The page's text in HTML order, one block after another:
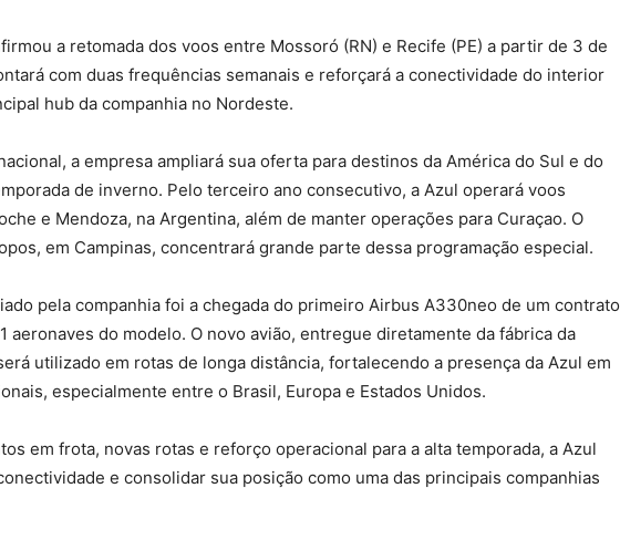
a retomada dos voos entre Mossoró (RN) e Recife (PE) a partir de 3 de
com duas frequências semanais e reforçará a conectividade do interior
hub da companhia no Nordeste.
a empresa ampliará sua oferta para destinos da América do Sul e do
de inverno. Pelo terceiro ano consecutivo, a Azul operará voos
e Mendoza, na Argentina, além de manter operações para Curaçao. O
em Campinas, concentrará grande parte dessa programação especial.
pela companhia foi a chegada do primeiro Airbus A330neo de um contrato
aeronaves do modelo. O novo avião, entregue diretamente da fábrica da
utilizado em rotas de longa distância, fortalecendo a presença da Azul em
especialmente entre o Brasil, Europa e Estados Unidos.
em frota, novas rotas e reforço operacional para a alta temporada, a Azul
e consolidar sua posição como uma das principais companhias